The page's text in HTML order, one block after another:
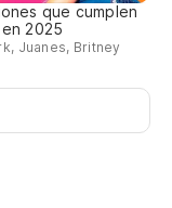
que cumplen
2025
Juanes, Britney